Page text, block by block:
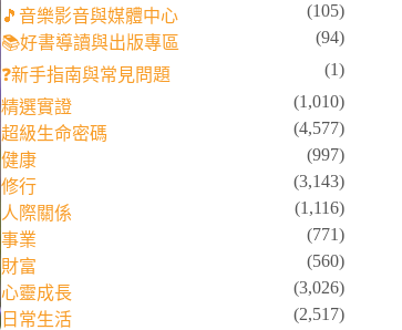
🎵音樂影音與媒體中心
(105)
📚好書導讀與出版專區
(94)
❓新手指南與常見問題
(1)
精選實證
(1,010)
超級生命密碼
(4,577)
健康
(997)
修行
(3,143)
人際關係
(1,116)
事業
(771)
財富
(560)
心靈成長
(3,026)
日常生活
(2,517)